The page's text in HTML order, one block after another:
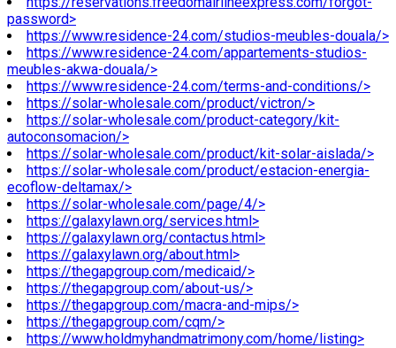
password>
https://www.residence-24.com/studios-meubles-douala/>
https://www.residence-24.com/appartements-studios-
meubles-akwa-douala/>
https://www.residence-24.com/terms-and-conditions/>
https://solar-wholesale.com/product/victron/>
https://solar-wholesale.com/product-category/kit-
autoconsomacion/>
https://solar-wholesale.com/product/kit-solar-aislada/>
https://solar-wholesale.com/product/estacion-energia-
ecoflow-deltamax/>
https://solar-wholesale.com/page/4/>
https://galaxylawn.org/services.html>
https://galaxylawn.org/contactus.html>
https://galaxylawn.org/about.html>
https://thegapgroup.com/medicaid/>
https://thegapgroup.com/about-us/>
https://thegapgroup.com/macra-and-mips/>
https://thegapgroup.com/cqm/>
https://www.holdmyhandmatrimony.com/home/listing>